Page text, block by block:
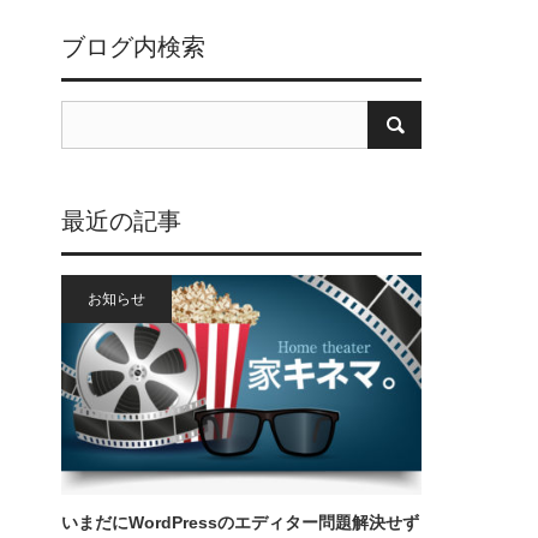
ブログ内検索
最近の記事
お知らせ
いまだにWordPressのエディター問題解決せず